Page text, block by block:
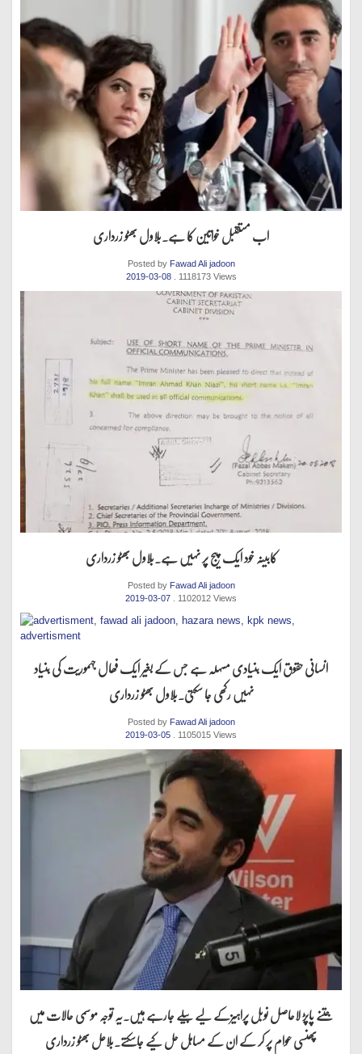
اب مستقبل خواتین کا ہے.بلاول بھٹو زرداری
Posted by Fawad Ali jadoon
2019-03-08
. 1118173 Views
کابینہ خود ایک پیج پر نہیں ہے.بلاول بھٹو زرداری
Posted by Fawad Ali jadoon
2019-03-07
. 1102012 Views
انسانی حقوق ایک بنیادی مسہلہ ہے جس کے بغیر ایک فھال جہموریت کی بنیاد
نہیں رکھی جا سکتی.بلاول بھٹو زرداری
Posted by Fawad Ali jadoon
2019-03-05
. 1105015 Views
جتنے پاپڑ لاحاصل نوبل پراہیزکے لیے بیلے جارہے ہیں.یہ توجہ موسمی حالات میں
پھنسی عوام پر کر کے ان کے مساہل حل کیے جاسکتے.بلاعل بھٹو زرداری